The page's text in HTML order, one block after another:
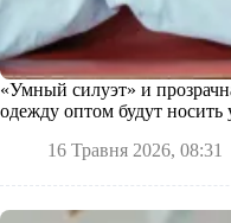
«Умный силуэт» и
одежду оптом будут
16 Травня 2026, 08:31